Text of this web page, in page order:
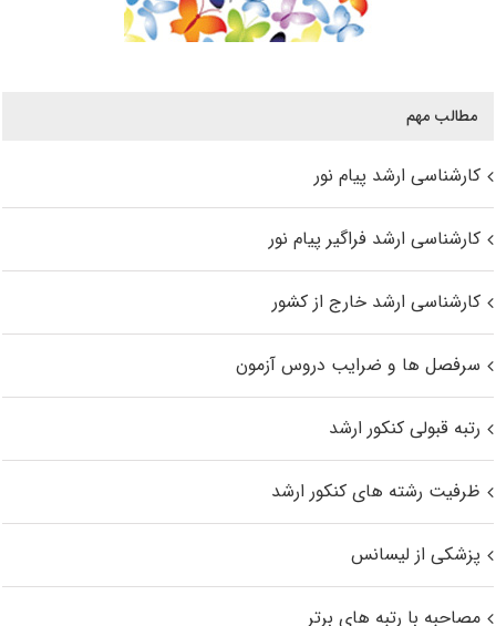
مطالب مهم
کارشناسی ارشد پیام نور
کارشناسی ارشد فراگیر پیام نور
کارشناسی ارشد خارج از کشور
سرفصل ها و ضرایب دروس آزمون
رتبه قبولی کنکور ارشد
ظرفیت رشته های کنکور ارشد
پزشکی از لیسانس
مصاحبه با رتبه های برتر